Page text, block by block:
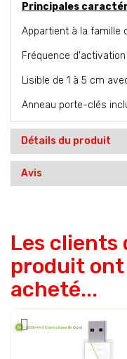
Principales
Appartient à la famille
Fréquence d'activation
Lisible de 1 à 5 cm
Anneau porte-clés
Détails du produit
Avis
Les clients
produit
acheté...